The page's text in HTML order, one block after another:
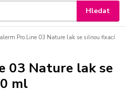
Hledat
Pro.Line 03 Nature lak se silnou fixací
03 Nature lak se
ml